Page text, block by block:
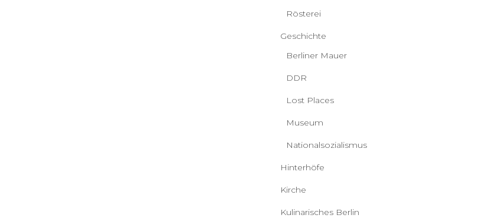
Rösterei
Geschichte
Berliner Mauer
DDR
Lost Places
Museum
Nationalsozialismus
Hinterhöfe
Kirche
Kulinarisches Berlin